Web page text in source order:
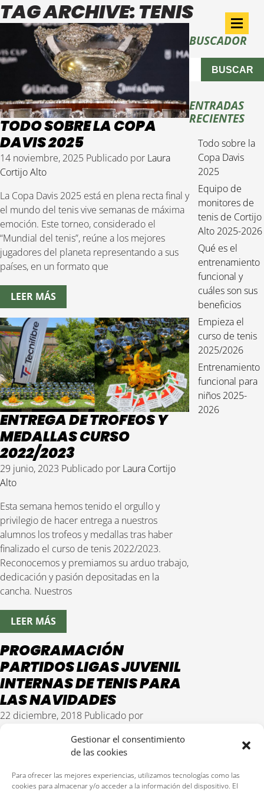
Gestionar el consentimiento
de las cookies
Para ofrecer las mejores experiencias, utilizamos tecnologías como las
cookies para almacenar y/o acceder a la información del dispositivo. El
TAG ARCHIVE: TENIS
TODO SOBRE LA COPA
DAVIS 2025
14 noviembre, 2025 Publicado por Laura
Cortijo Alto
La Copa Davis 2025 está en plena recta final y
el mundo del tenis vive semanas de máxima
emoción. Este torneo, considerado el
“Mundial del tenis”, reúne a los mejores
jugadores del planeta representando a sus
países, en un formato que
LEER MÁS
ENTREGA DE TROFEOS Y
MEDALLAS CURSO
2022/2023
29 junio, 2023 Publicado por Laura Cortijo
Alto
Esta semana hemos tenido el orgullo y
privilegio de hacer entrega a nuestros
alumnos los trofeos y medallas tras haber
finalizado el curso de tenis 2022/2023.
Reconocemos y premiamos su arduo trabajo,
dedicación y pasión depositadas en la
cancha. Nuestros
LEER MÁS
PROGRAMACIÓN
PARTIDOS LIGAS JUVENIL
INTERNAS DE TENIS PARA
LAS NAVIDADES
22 diciembre, 2018 Publicado por
Descarga el archivo pinchando en el titulo de
26 al 29 de Diciembre y del 2 al 4 de Enero
BUSCADOR
BUSCAR
ENTRADAS
RECIENTES
Todo sobre la
Copa Davis
2025
Equipo de
monitores de
tenis de Cortijo
Alto 2025-2026
Qué es el
entrenamiento
funcional y
cuáles son sus
beneficios
Empieza el
curso de tenis
2025/2026
Entrenamiento
funcional para
niños 2025-
2026